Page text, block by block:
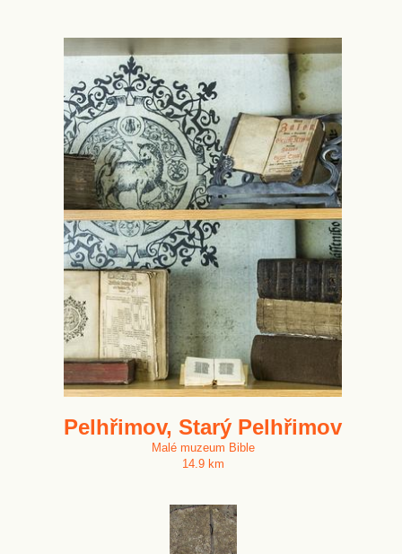
Pelhřimov, Starý Pelhřimov
Malé muzeum Bible
14.9 km